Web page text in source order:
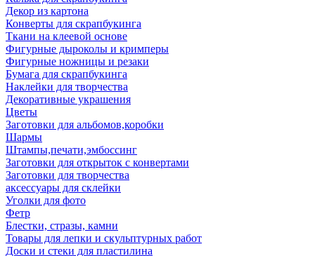
Декор из картона
Конверты для скрапбукинга
Ткани на клеевой основе
Фигурные дыроколы и кримперы
Фигурные ножницы и резаки
Бумага для скрапбукинга
Наклейки для творчества
Декоративные украшения
Цветы
Заготовки для альбомов,коробки
Шармы
Штампы,печати,эмбоссинг
Заготовки для открыток с конвертами
Заготовки для творчества
аксессуары для склейки
Уголки для фото
Фетр
Блестки, стразы, камни
Товары для лепки и скульптурных работ
Доски и стеки для пластилина